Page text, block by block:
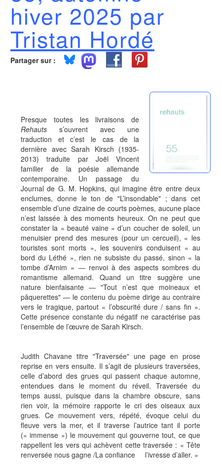
hiver 2025 par
Tristan Hordé
Partager sur :
Presque toutes les livraisons de
Rehauts s’ouvrent avec une
traduction et c’est le cas de la
dernière avec Sarah Kirsch (1935-
2013) traduite par Joël Vincent
familier de la poésie allemande
contemporaine. Un passage du
Journal de G. M. Hopkins, qui imagine être entre deux
enclumes, donne le ton de "L’insondable" ; dans cet
ensemble d’une dizaine de courts poèmes, aucune place
n’est laissée à des moments heureux. On ne peut que
constater la « beauté vaine » d’un coucher de soleil, un
menuisier prend des mesures (pour un cercueil), « les
touristes sont morts », les souvenirs conduisent « au
bord du Léthé », rien ne subsiste du passé, sinon « la
tombe d’Arnim » — renvoi à des aspects sombres du
romantisme allemand. Quand un titre suggère une
nature bienfaisante — "Tout n’est que moineaux et
pâquerettes" — le contenu du poème dirige au contraire
vers le tragique, partout « l’obscurité dure / sans fin ».
Cette présence constante du négatif ne caractérise pas
l’ensemble de l’œuvre de Sarah Kirsch.
Judith Chavane titre "Traversée" une page en prose
reprise en vers ensuite. Il s’agit de plusieurs traversées,
celle d’abord des grues qui passent chaque automne,
entendues dans le moment du réveil. Traversée du
temps aussi, puisque dans la chambre obscure, sans
rien voir, la mémoire rapporte le cri des oiseaux aux
grues. Ce mouvement vers, répété, évoque celui du
fleuve vers la mer, et il traverse l’autrice tant il porte
(« immense ») le mouvement qui gouverne tout, ce que
rappellent les vers qui achèvent cette traversée : « Tête
renversée nous gagne /La confiance l’ivresse d’aller. »